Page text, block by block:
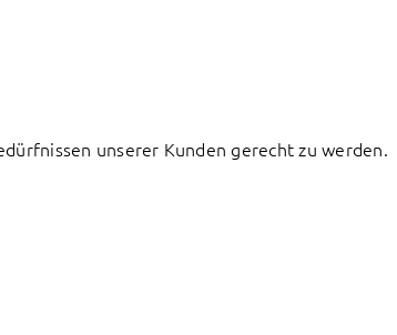
unserer Kunden gerecht zu werden.